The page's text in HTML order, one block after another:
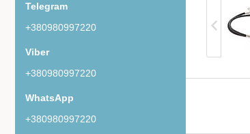
+380980997220
+380980997220
+380980997220